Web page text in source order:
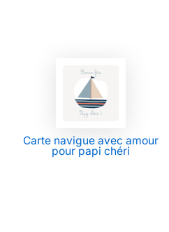
Carte navigue avec amour
pour papi chéri